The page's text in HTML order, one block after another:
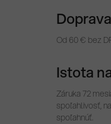
Od 60 € bez
Istota
Záruka 72
spoľahlivosť,
spoľahnúť.